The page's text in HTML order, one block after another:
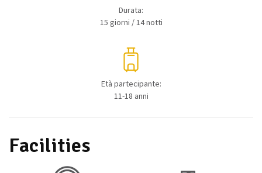
Durata:
15 giorni / 14 notti
Età partecipante:
11-18 anni
Facilities